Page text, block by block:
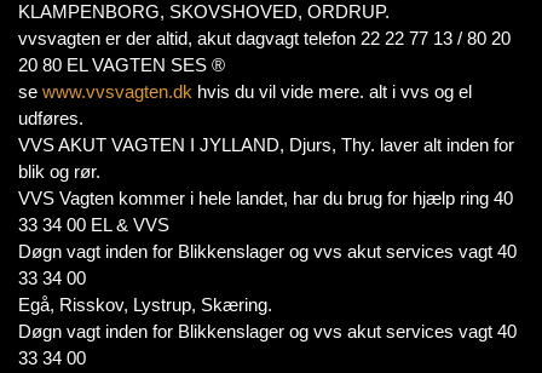
KLAMPENBORG, SKOVSHOVED, ORDRUP.
vvsvagten er der altid, akut dagvagt telefon 22 22 77 13 / 80 20
20 80 EL VAGTEN SES ®
se www.vvsvagten.dk hvis du vil vide mere. alt i vvs og el
udføres.
VVS AKUT VAGTEN I JYLLAND, Djurs, Thy. laver alt inden for
blik og rør.
VVS Vagten kommer i hele landet, har du brug for hjælp ring 40
33 34 00 EL & VVS
Døgn vagt inden for Blikkenslager og vvs akut services vagt 40
33 34 00
Egå, Risskov, Lystrup, Skæring.
Døgn vagt inden for Blikkenslager og vvs akut services vagt 40
33 34 00